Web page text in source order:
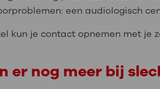
een audiologisch
kun je contact opnemen met je
er nog meer bij